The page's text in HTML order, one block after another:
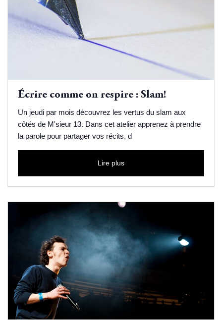
Écrire comme on respire : Slam!
Un jeudi par mois découvrez les vertus du slam aux
côtés de M'sieur 13. Dans cet atelier apprenez à prendre
la parole pour partager vos récits, d
Lire plus